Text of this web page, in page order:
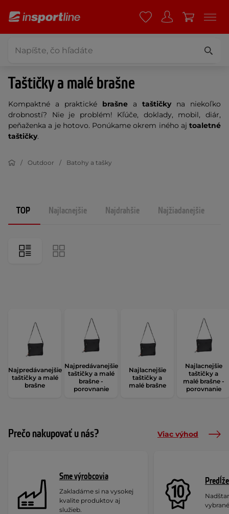
Taštičky a malé brašne
Kompaktné a praktické brašne a taštičkyna niekoľko
drobností? Nie je problém! Kľúče, doklady, mobil, diár,
peňaženka a je hotovo. Ponúkame okrem iného aj toaletné
taštičky.
Outdoor Batohy a tašky
TOP Najlacnejšie Najdrahšie Najžiadanejšie
Najpredávanejšie
taštičky a malé
brašne
Najpredávanejšie
taštičky a malé
brašne -
porovnanie
Najlacnejšie
taštičky a
malé brašne
Najlacnejšie
taštičky a
malé brašne -
porovnanie
Prečo nakupovať u nás? Viac výhod
Sme výrobcovia
Zakladáme si na vysokej
kvalite produktov aj
služieb.